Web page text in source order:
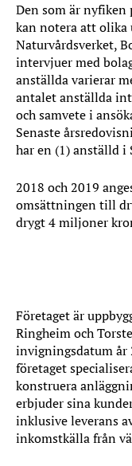
Den som är nyfiken
kan notera att
Naturvårdsverket,
intervjuer med
anställda varierar
antalet anställda
och samvete i
Senaste
har en (1) anställd i
2018 och 2019
omsättningen till
drygt 4 miljoner
Företaget är
Ringheim och
invigningsdatum år
företaget
konstruera
erbjuder sina
inklusive leverans
inkomstkälla från